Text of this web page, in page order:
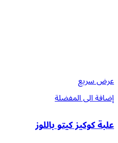
عرض سريع
إضافة الى المفضلة
علبة كوكيز كيتو باللوز